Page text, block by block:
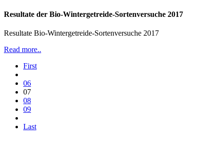
Resultate der Bio-Wintergetreide-Sortenversuche 2017
Resultate Bio-Wintergetreide-Sortenversuche 2017
Read more..
First
06
07
08
09
Last